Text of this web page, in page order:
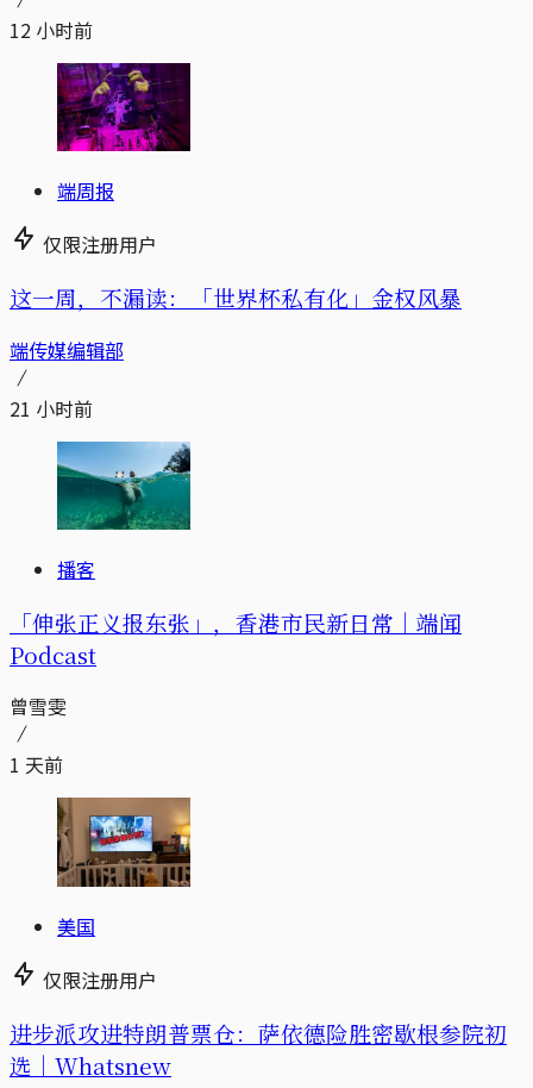
12 小时前
端周报
仅限注册用户
这一周，不漏读：「世界杯私有化」金权风暴
端传媒编辑部
21 小时前
播客
「伸张正义报东张」，香港市民新日常｜端闻
Podcast
曾雪雯
1 天前
美国
仅限注册用户
进步派攻进特朗普票仓：萨依德险胜密歇根参院初
选｜Whatsnew